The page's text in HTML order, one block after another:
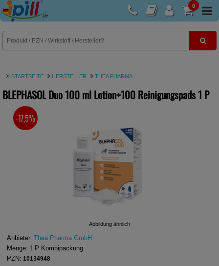
0
E-Rezept
STARTSEITE HERSTELLER THEA PHARMA
BLEPHASOL Duo 100 ml Lotion+100 Reinigungspads1 P
Abbildung ähnlich
SIE SPAREN
-17,5%
Anbieter:
Thea Pharma GmbH
Menge: 1 P Kombipackung
PZN: 10134948